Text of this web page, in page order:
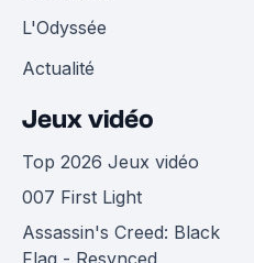
L'Odyssée
Actualité
Jeux vidéo
Top 2026 Jeux vidéo
007 First Light
Assassin's Creed: Black
Flag - Resynced